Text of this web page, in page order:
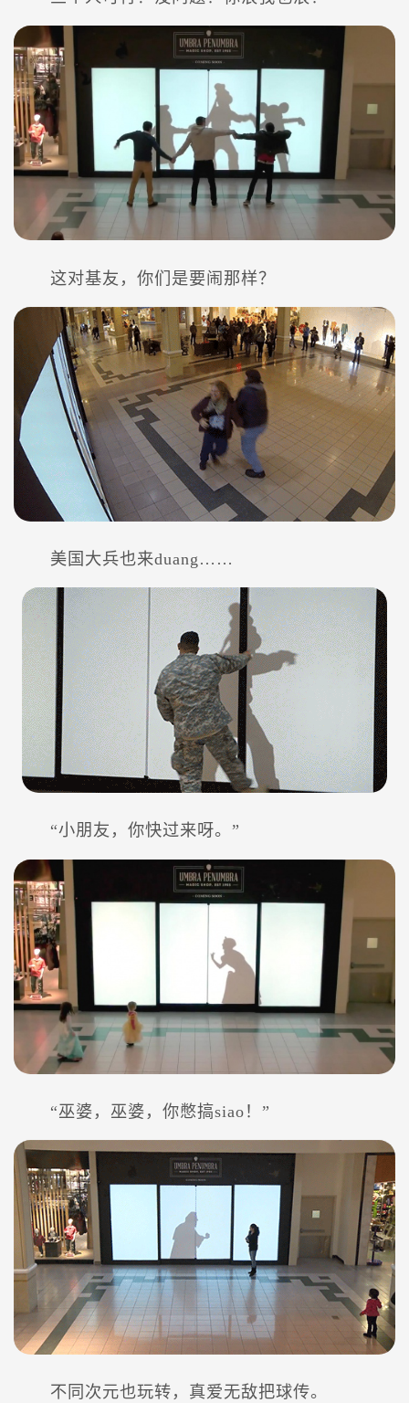
这对基友，你们是要闹那样？
美国大兵也来duang……
“小朋友，你快过来呀。”
“巫婆，巫婆，你憋搞siao！”
不同次元也玩转，真爱无敌把球传。